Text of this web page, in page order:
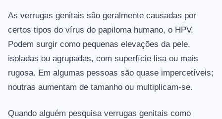
As verrugas genitais são geralmente causadas por
certos tipos do vírus do papiloma humano, o HPV.
Podem surgir como pequenas elevações da pele,
isoladas ou agrupadas, com superfície lisa ou mais
rugosa. Em algumas pessoas são quase impercetíveis;
noutras aumentam de tamanho ou multiplicam-se.
Quando alguém pesquisa verrugas genitais como